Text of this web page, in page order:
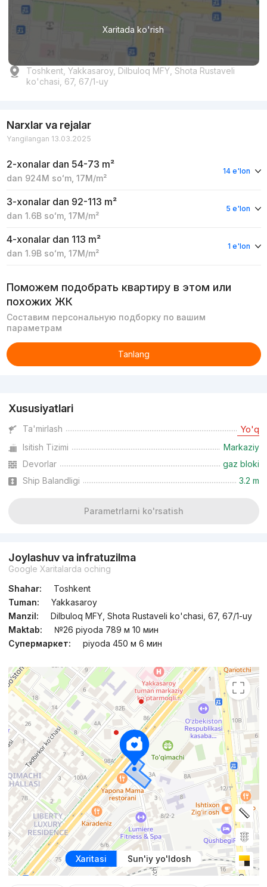
Xaritada ko'rish
Toshkent, Yakkasaroy, Dilbuloq MFY, Shota Rustaveli
ko'chasi, 67, 67/1-uy
Narxlar va rejalar
Yangilangan 13.03.2025
2-xonalar dan 54-73 m²
dan 924M soʻm, 17M/m²
14 e'lon
3-xonalar dan 92-113 m²
dan 1.6B soʻm, 17M/m²
5 e'lon
4-xonalar dan 113 m²
dan 1.9B soʻm, 17M/m²
1 e'lon
Поможем подобрать квартиру в этом или
похожих ЖК
Составим персональную подборку по вашим
параметрам
Tanlang
Xususiyatlari
Ta'mirlash Yo'q
Isitish Tizimi
Markaziy
Devorlar
gaz bloki
Ship Balandligi
3.2 m
Parametrlarni ko'rsatish
Joylashuv va infratuzilma
Google Xaritalarda oching
Shahar:
Toshkent
Tuman:
Yakkasaroy
Manzil:
Dilbuloq MFY, Shota Rustaveli ko'chasi, 67, 67/1-uy
Maktab:
№26 piyoda 789 м 10 мин
Супермаркет:
piyoda 450 м 6 мин
Xaritasi Sun'iy yo'ldosh